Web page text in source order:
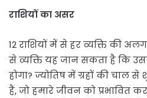
राशियों का असर
12 राशियों में से हर व्यक्ति की
से व्यक्ति यह जान सकता है कि
होगा? ज्योतिष में ग्रहों की चाल
हैं, जो हमारे जीवन को प्रभावित